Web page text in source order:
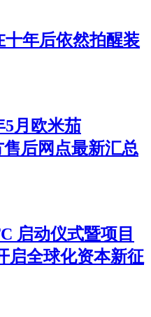
年后依然拍醒装
5月欧米茄
售后网点最新汇总
启动仪式暨项目
启全球化资本新征